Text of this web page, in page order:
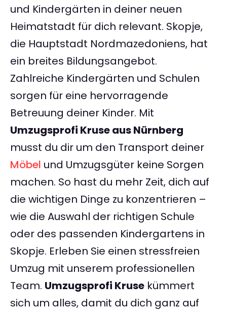
und Kindergärten in deiner neuen
Heimatstadt für dich relevant. Skopje,
die Hauptstadt Nordmazedoniens, hat
ein breites Bildungsangebot.
Zahlreiche Kindergärten und Schulen
sorgen für eine hervorragende
Betreuung deiner Kinder. Mit
Umzugsprofi Kruse aus Nürnberg
musst du dir um den Transport deiner
Möbel und Umzugsgüter keine Sorgen
machen. So hast du mehr Zeit, dich auf
die wichtigen Dinge zu konzentrieren –
wie die Auswahl der richtigen Schule
oder des passenden Kindergartens in
Skopje. Erleben Sie einen stressfreien
Umzug mit unserem professionellen
Team. Umzugsprofi Kruse kümmert
sich um alles, damit du dich ganz auf